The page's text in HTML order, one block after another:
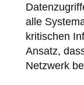
alle
kritischen
Ansatz,
Netzwerk